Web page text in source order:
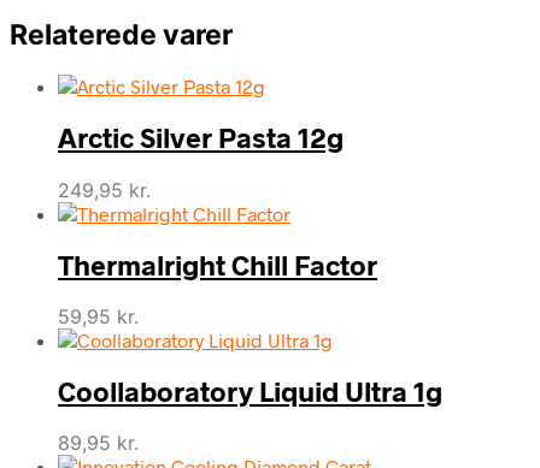
Relaterede varer
Arctic Silver Pasta 12g
249,95 kr.
Thermalright Chill Factor
59,95 kr.
Coollaboratory Liquid Ultra 1g
89,95 kr.